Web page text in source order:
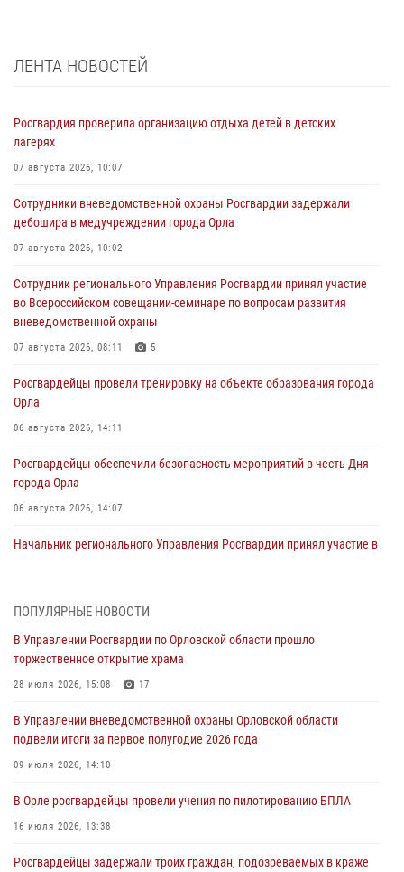
ЛЕНТА НОВОСТЕЙ
Росгвардия проверила организацию отдыха детей в детских
лагерях
07 августа 2026, 10:07
Сотрудники вневедомственной охраны Росгвардии задержали
дебошира в медучреждении города Орла
07 августа 2026, 10:02
Сотрудник регионального Управления Росгвардии принял участие
во Всероссийском совещании-семинаре по вопросам развития
вневедомственной охраны
07 августа 2026, 08:11 5
Росгвардейцы провели тренировку на объекте образования города
Орла
06 августа 2026, 14:11
Росгвардейцы обеспечили безопасность мероприятий в честь Дня
города Орла
06 августа 2026, 14:07
Начальник регионального Управления Росгвардии принял участие в
первое полугодие
05 августа 2026, 13:12
совершении противоправных действий
04 августа 2026, 14:21
04 августа 2026, 14:06
предоставлении госуслуг
ПОПУЛЯРНЫЕ НОВОСТИ
В Управлении Росгвардии по Орловской области прошло
торжественное открытие храма
28 июля 2026, 15:08 17
В Управлении вневедомственной охраны Орловской области
подвели итоги за первое полугодие 2026 года
09 июля 2026, 14:10
В Орле росгвардейцы провели учения по пилотированию БПЛА
16 июля 2026, 13:38
Росгвардейцы задержали троих граждан, подозреваемых в краже